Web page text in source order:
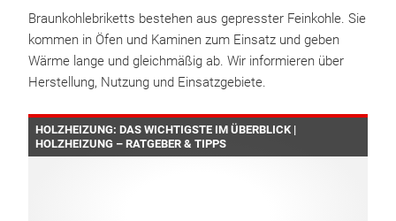
Braunkohlebriketts bestehen aus gepresster Feinkohle. Sie
kommen in Öfen und Kaminen zum Einsatz und geben
Wärme lange und gleichmäßig ab. Wir informieren über
Herstellung, Nutzung und Einsatzgebiete.
HOLZHEIZUNG: DAS WICHTIGSTE IM ÜBERBLICK |
HOLZHEIZUNG – RATGEBER & TIPPS